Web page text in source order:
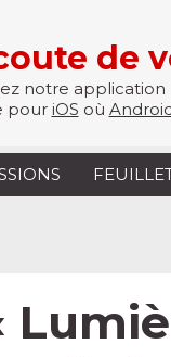
de
notre application
pour iOS où